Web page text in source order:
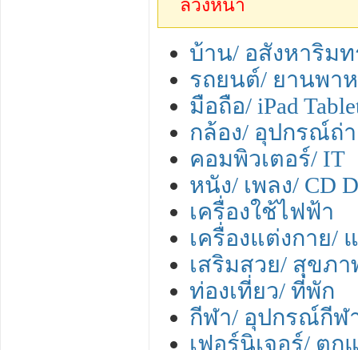
ล่วงหน้า
บ้าน/ อสังหาริม
รถยนต์/ ยานพา
มือถือ/ iPad
กล้อง/ อุปกรณ์ถ่
คอมพิวเตอร์/ IT
หนัง/ เพลง/ CD
เครื่องใช้ไฟฟ้า
เครื่องแต่งกาย/
เสริมสวย/ สุขภ
ท่องเที่ยว/ ที่พัก
กีฬา/ อุปกรณ์กีฬ
เฟอร์นิเจอร์/ ตก